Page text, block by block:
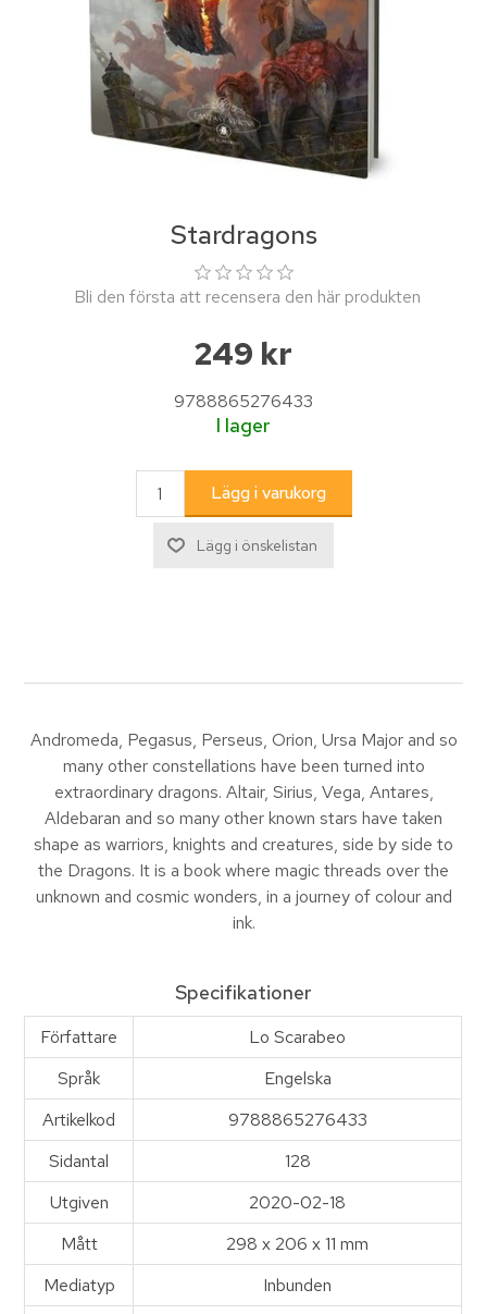
Stardragons
Bli den första att recensera den här produkten
249 kr
9788865276433
I lager
Andromeda, Pegasus, Perseus, Orion, Ursa Major and so
many other constellations have been turned into
extraordinary dragons. Altair, Sirius, Vega, Antares,
Aldebaran and so many other known stars have taken
shape as warriors, knights and creatures, side by side to
the Dragons. It is a book where magic threads over the
unknown and cosmic wonders, in a journey of colour and
ink.
Specifikationer
Författare
Lo Scarabeo
Språk
Engelska
Artikelkod
9788865276433
Sidantal
128
Utgiven
2020-02-18
Mått
298 x 206 x 11 mm
Mediatyp
Inbunden